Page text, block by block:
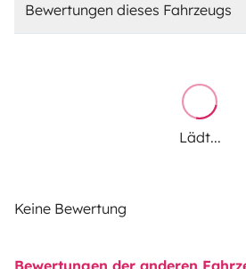
Bewertungen dieses Fahrzeugs
Lädt...
Keine Bewertung